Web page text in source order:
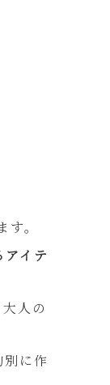
。
イテ
人の
に作